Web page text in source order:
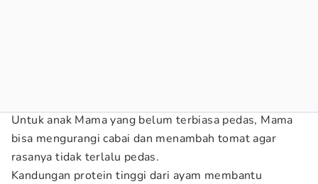
Untuk anak Mama yang belum terbiasa pedas, Mama
bisa mengurangi cabai dan menambah tomat agar
rasanya tidak terlalu pedas.
Kandungan protein tinggi dari ayam membantu